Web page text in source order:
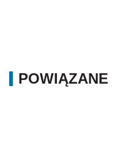
POWIĄZANE